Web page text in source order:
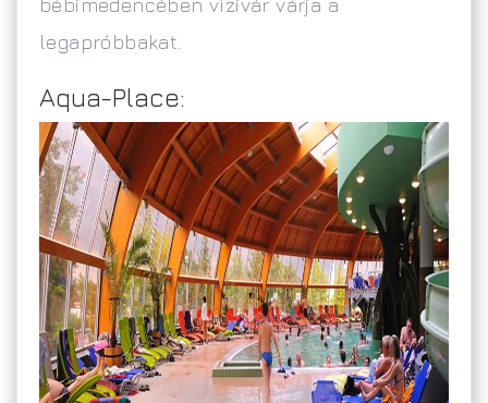
bébimedencében vízivár várja a
legapróbbakat.
Aqua-Place: